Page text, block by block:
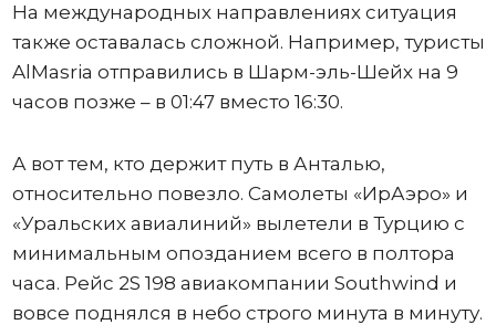
На международных направлениях ситуация
также оставалась сложной. Например, туристы
AlMasria отправились в Шарм-эль-Шейх на 9
часов позже – в 01:47 вместо 16:30.
А вот тем, кто держит путь в Анталью,
относительно повезло. Самолеты «ИрАэро» и
«Уральских авиалиний» вылетели в Турцию с
минимальным опозданием всего в полтора
часа. Рейс 2S 198 авиакомпании Southwind и
вовсе поднялся в небо строго минута в минуту.